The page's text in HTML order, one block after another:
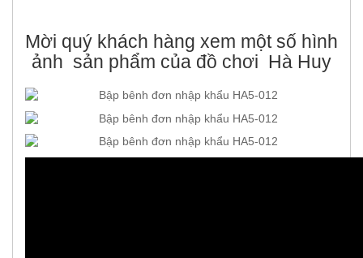
Mời quý khách hàng xem một số hình
ảnh sản phẩm của đồ chơi Hà Huy